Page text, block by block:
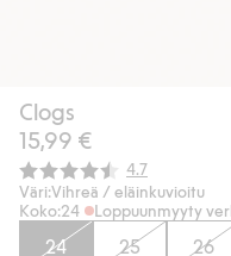
Clogs
15,99 €
4.7
Väri:Vihreä / eläinkuvioitu
Koko:24 Loppuunmyyty
24 25 26